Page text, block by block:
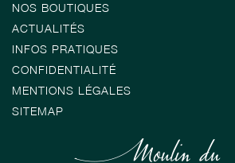
NOS BOUTIQUES
ACTUALITÉS
INFOS PRATIQUES
CONFIDENTIALITÉ
MENTIONS LÉGALES
SITEMAP